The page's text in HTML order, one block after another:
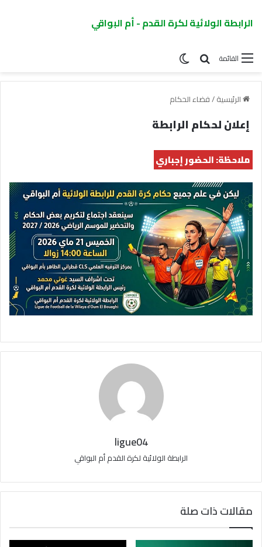
الرابطة الولائية لكرة القدم - أم البواقي
القائمة
الرئيسية/فضاء الحكام
إعلان لحكام الرابطة
ملاحظة: الحضور إجباري
ligue04
الرابطة الولائية لكرة القدم أم البواقي
مقالات ذات صلة